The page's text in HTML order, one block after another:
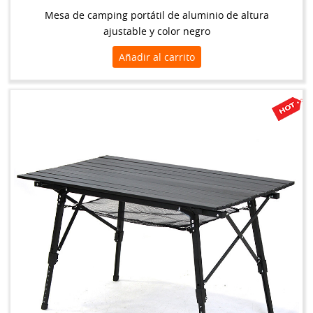
Mesa de camping portátil de aluminio de altura
ajustable y color negro
Añadir al carrito